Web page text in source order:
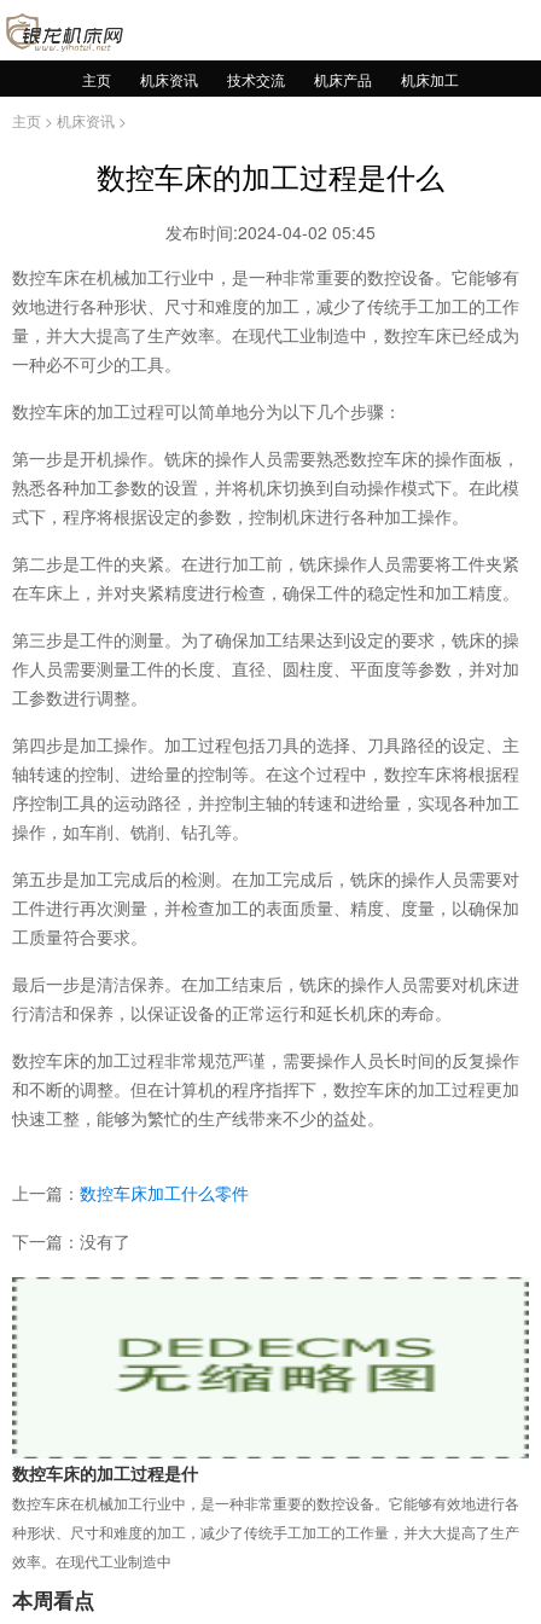
主页 机床资讯 技术交流 机床产品
机床加工
主页 > 机床资讯 >
数控车床的加工过程是什么
发布时间:2024-04-02 05:45
数控车床在机械加工行业中，是一种非常重要的数控设备。它能够有
效地进行各种形状、尺寸和难度的加工，减少了传统手工加工的工作
量，并大大提高了生产效率。在现代工业制造中，数控车床已经成为
一种必不可少的工具。
数控车床的加工过程可以简单地分为以下几个步骤：
第一步是开机操作。铣床的操作人员需要熟悉数控车床的操作面板，
熟悉各种加工参数的设置，并将机床切换到自动操作模式下。在此模
式下，程序将根据设定的参数，控制机床进行各种加工操作。
第二步是工件的夹紧。在进行加工前，铣床操作人员需要将工件夹紧
在车床上，并对夹紧精度进行检查，确保工件的稳定性和加工精度。
第三步是工件的测量。为了确保加工结果达到设定的要求，铣床的操
作人员需要测量工件的长度、直径、圆柱度、平面度等参数，并对加
工参数进行调整。
第四步是加工操作。加工过程包括刀具的选择、刀具路径的设定、主
轴转速的控制、进给量的控制等。在这个过程中，数控车床将根据程
序控制工具的运动路径，并控制主轴的转速和进给量，实现各种加工
操作，如车削、铣削、钻孔等。
第五步是加工完成后的检测。在加工完成后，铣床的操作人员需要对
工件进行再次测量，并检查加工的表面质量、精度、度量，以确保加
工质量符合要求。
最后一步是清洁保养。在加工结束后，铣床的操作人员需要对机床进
行清洁和保养，以保证设备的正常运行和延长机床的寿命。
数控车床的加工过程非常规范严谨，需要操作人员长时间的反复操作
和不断的调整。但在计算机的程序指挥下，数控车床的加工过程更加
快速工整，能够为繁忙的生产线带来不少的益处。
上一篇： 数控车床加工什么零件
下一篇：没有了
数控车床的加工过程是什
数控车床在机械加工行业中，是一种非常重要的数控设备。它能够有效地进行各
种形状、尺寸和难度的加工，减少了传统手工加工的工作量，并大大提高了生产
效率。在现代工业制造中
本周看点